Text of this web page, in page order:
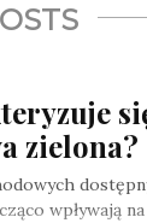
zielona?
wpływają